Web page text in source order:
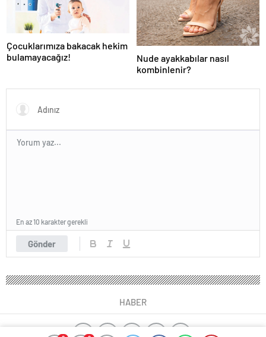
Çocuklarımıza bakacak hekim
bulamayacağız!
Nude ayakkabılar nasıl
kombinlenir?
Gönder
En az 10 karakter gerekli
HABER